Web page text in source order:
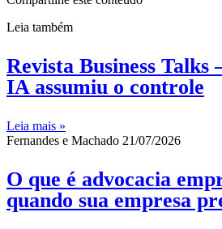
Leia também
Revista Business Talks
IA assumiu o controle
Leia mais »
Fernandes e Machado 21/07/2026
O que é advocacia
quando sua empresa